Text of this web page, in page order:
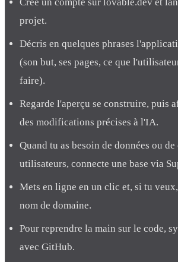
projet.
Décris en quelques phrases
(son but, ses pages, ce que
faire).
Regarde l'aperçu se construire, puis
des modifications précises à l'IA.
Quand tu as besoin de données ou de
utilisateurs, connecte une base via
Mets en ligne en un clic et, si tu
nom de domaine.
Pour reprendre la main sur le code,
avec GitHub.